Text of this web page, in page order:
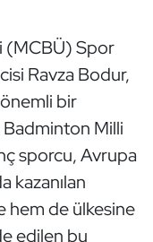
(MCBÜ) Spor
Ravza Bodur,
bir
Badminton Milli
sporcu, Avrupa
kazanılan
hem de ülkesine
edilen bu